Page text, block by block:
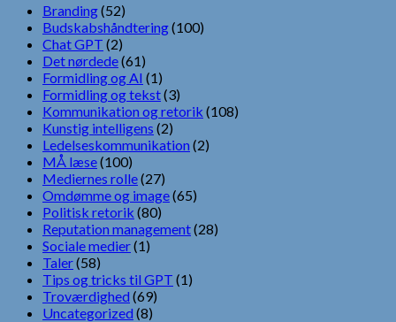
Branding(52)
Budskabshåndtering(100)
Chat GPT (2)
Det nørdede(61)
Formidling og AI (1)
Formidling og tekst(3)
Kommunikation og retorik (108)
Kunstig intelligens (2)
Ledelseskommunikation (2)
MÅ læse(100)
Mediernes rolle(27)
Omdømme og image(65)
Politisk retorik (80)
Reputation management(28)
Sociale medier(1)
Taler(58)
Tips og tricks til GPT (1)
Troværdighed (69)
Uncategorized (8)